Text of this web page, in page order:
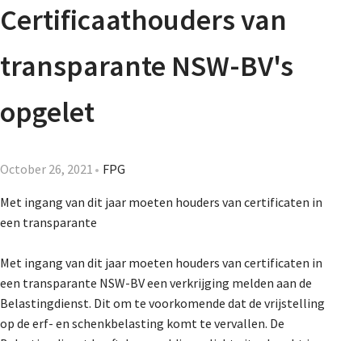
Certificaathouders van
transparante NSW-BV's
opgelet
October 26, 2021 FPG
Met ingang van dit jaar moeten houders van certificaten in
een transparante
Met ingang van dit jaar moeten houders van certificaten in
een transparante NSW-BV een verkrijging melden aan de
Belastingdienst. Dit om te voorkomende dat de vrijstelling
op de erf- en schenkbelasting komt te vervallen. De
Nieuwsbrief
Dossiers